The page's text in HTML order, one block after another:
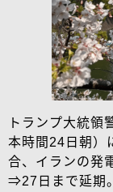
トランプ大統
本時間24日朝）
合、イランの発
⇒27日まで延期